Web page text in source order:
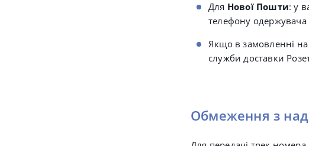
Для Нової Пошти: у
телефону одержувача
Якщо в замовленні на
служби доставки
Обмеження з